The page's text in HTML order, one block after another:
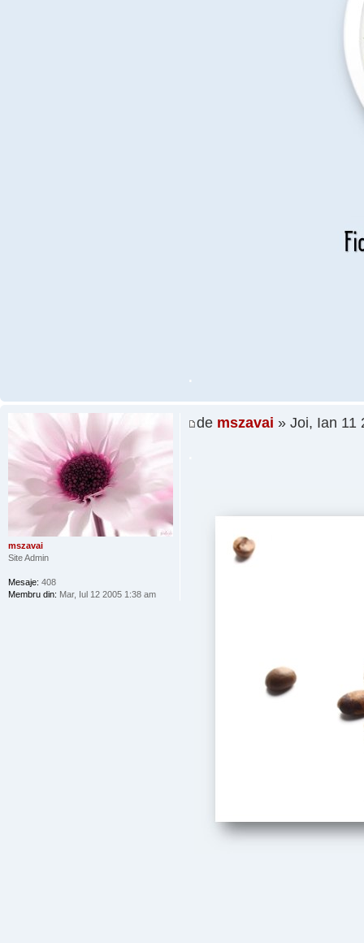
.
de mszavai » Joi, Ian 11
mszavai
Site Admin
Mesaje: 408
Membru din: Mar, Iul 12 2005 1:38 am